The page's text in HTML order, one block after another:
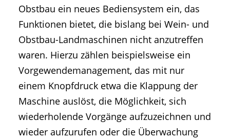
Obstbau ein neues Bediensystem ein, das
Funktionen bietet, die bislang bei Wein- und
Obstbau-Landmaschinen nicht anzutreffen
waren. Hierzu zählen beispielsweise ein
Vorgewendemanagement, das mit nur
einem Knopfdruck etwa die Klappung der
Maschine auslöst, die Möglichkeit, sich
wiederholende Vorgänge aufzuzeichnen und
wieder aufzurufen oder die Überwachung